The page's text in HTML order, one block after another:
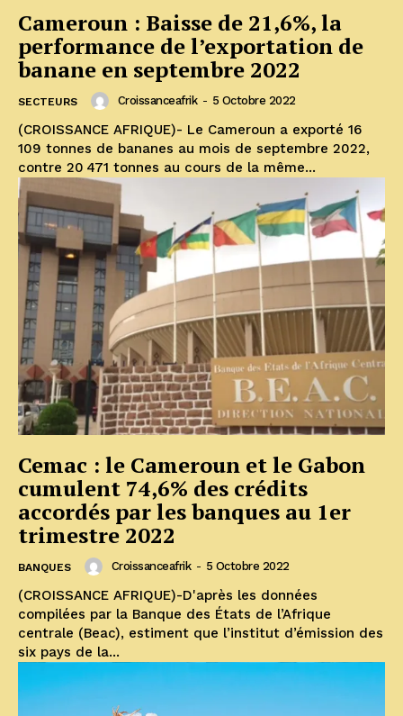
Cameroun : Baisse de 21,6%, la
performance de l’exportation de
banane en septembre 2022
SECTEURS Croissanceafrik - 5 Octobre 2022
(CROISSANCE AFRIQUE)- Le Cameroun a exporté 16
109 tonnes de bananes au mois de septembre 2022,
contre 20 471 tonnes au cours de la même...
Cemac : le Cameroun et le Gabon
cumulent 74,6% des crédits
accordés par les banques au 1er
trimestre 2022
BANQUES Croissanceafrik - 5 Octobre 2022
(CROISSANCE AFRIQUE)-D'après les données
compilées par la Banque des États de l’Afrique
centrale (Beac), estiment que l’institut d’émission des
six pays de la...